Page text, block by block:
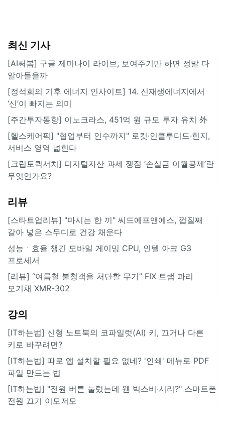
최신 기사
[AI써봄] 구글 제미나이 라이브, 보여주기만 하면 정말 다
알아들을까
[정석희의 기후 에너지 인사이트] 14. 신재생에너지에서
‘신’이 빠지는 의미
[주간투자동향] 이노크라스, 451억 원 규모 투자 유치 外
[헬스케어픽] "협업부터 인수까지" 로킷·인클루디드·힌지,
서비스 영역 넓힌다
[크립토퀵서치] 디지털자산 과세 쟁점 ‘손실금 이월공제’란
무엇인가요?
리뷰
[스타트업리뷰] "마시는 한 끼" 씨드에프앤에스, 껍질째
갈아 넣은 스무디로 건강 채운다
성능ㆍ효율 챙긴 모바일 게이밍 CPU, 인텔 아크 G3
프로세서
[리뷰] “여름철 불청객을 처단할 무기” FIX 트랩 파리
모기채 XMR-302
강의
[IT하는법] 신형 노트북의 코파일럿(AI) 키, 끄거나 다른
키로 바꾸려면?
[IT하는법] 따로 앱 설치할 필요 없네? '인쇄' 메뉴로 PDF
파일 만드는 법
[IT하는법] "전원 버튼 눌렀는데 웬 빅스비·시리?" 스마트폰
전원 끄기 이모저모